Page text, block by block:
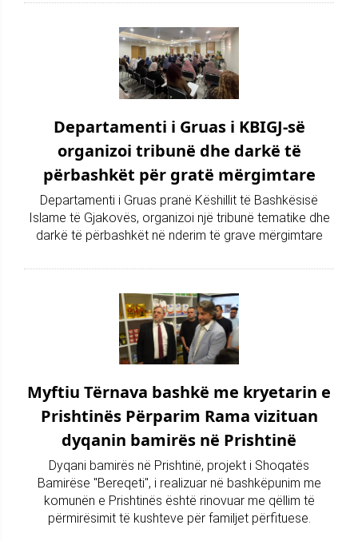
Departamenti i Gruas i KBIGJ-së
organizoi tribunë dhe darkë të
përbashkët për gratë mërgimtare
Departamenti i Gruas pranë Këshillit të Bashkësisë
Islame të Gjakovës, organizoi një tribunë tematike dhe
darkë të përbashkët në nderim të grave mërgimtare
Myftiu Tërnava bashkë me kryetarin e
Prishtinës Përparim Rama vizituan
dyqanin bamirës në Prishtinë
Dyqani bamirës në Prishtinë, projekt i Shoqatës
Bamirëse "Bereqeti", i realizuar në bashkëpunim me
komunën e Prishtinës është rinovuar me qëllim të
përmirësimit të kushteve për familjet përfituese.